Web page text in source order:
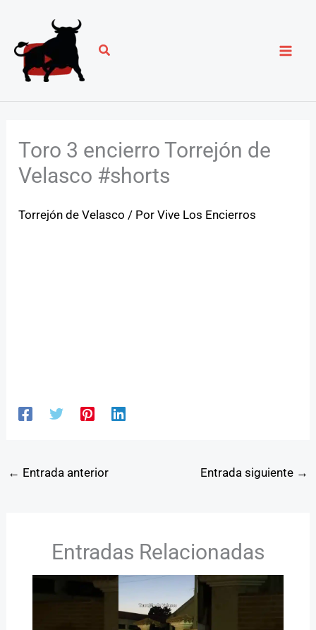
contenido
Toro 3 encierro Torrejón de
Velasco #shorts
Torrejón de Velasco / PorVive Los Encierros
← Entrada anterior Entrada siguiente →
Entradas Relacionadas